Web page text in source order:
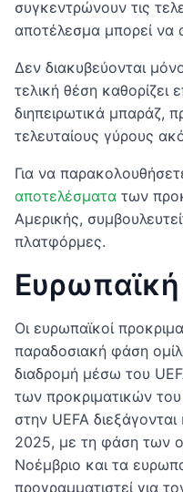
συγκεντρώνουν τις
αποτέλεσμα μπορεί να
Δεν διακυβεύονται
τελική θέση καθορίζει
διηπειρωτικά μπαράζ,
τελευταίους γύρους
Για να
αποτελέσματα των
Αμερικής,
πλατφόρμες.
Οι ευρωπαϊκοί
παραδοσιακή φάση
διαδρομή μέσω του
των προκριματικών
στην UEFA
2025, με τη φάση των
Νοέμβριο και τα
προγραμματιστεί για